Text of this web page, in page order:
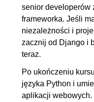
HTTP
2.9. Szablony HTML -
templates
2.10. Formularze i
modeli
2.11. Rozwój frontendu
2.12. CSS, ulepszenie
senior developerów
frameworka. Jeśli
niezależności i
zacznij od Django i
teraz.
Po ukończeniu
języka Python i
aplikacji